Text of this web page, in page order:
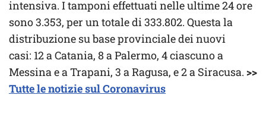
intensiva. I tamponi effettuati nelle ultime 24 ore
sono 3.353, per un totale di 333.802. Questa la
distribuzione su base provinciale dei nuovi
casi: 12 a Catania, 8 a Palermo, 4 ciascuno a
Messina e a Trapani, 3 a Ragusa, e 2 a Siracusa. >>
Tutte le notizie sul Coronavirus